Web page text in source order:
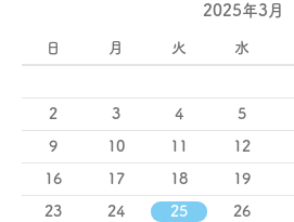
2025年3月
日 月 火 水
2 3 4 5
9 10 11 12
16 17 18 19
23 24 25 26